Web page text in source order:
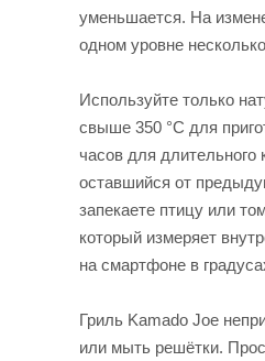
уменьшается. На
одном уровне
Используйте только
свыше 350 °C для
часов для длительного
оставшийся от
запекаете птицу или
который измеряет
на смартфоне в
Гриль Kamado Joe
или мыть решётки.